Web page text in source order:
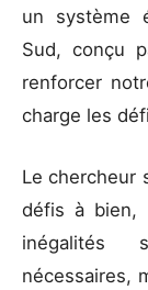
un système
Sud, conçu
renforcer
charge les
Le chercheur
défis à bien,
inégalités
nécessaires,